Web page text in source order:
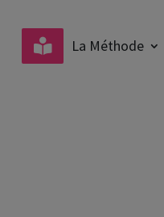
La Méthode